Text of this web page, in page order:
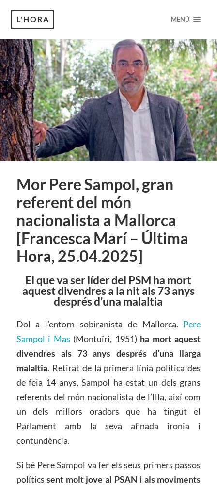
L'HORA MENÚ
Mor Pere Sampol, gran
referent del món
nacionalista a Mallorca
[Francesca Marí – Última
Hora, 25.04.2025]
El que va ser líder del PSM ha mort
aquest divendres a la nit als 73 anys
després d’una malaltia
Dol a l’entorn sobiranista de Mallorca. Pere
Sampol i Mas (Montuïri, 1951) ha mort aquest
divendres als 73 anys després d’una llarga
malaltia. Retirat de la primera línia política des
de feia 14 anys, Sampol ha estat un dels grans
referents del món nacionalista de l’Illa, així com
un dels millors oradors que ha tingut el
Parlament amb la seva afinada ironia i
contundència.
Si bé Pere Sampol va fer els seus primers passos
políticssent molt jove al PSAN i als moviments